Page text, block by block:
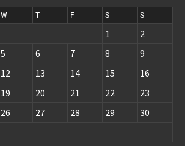
W T F S S
1
2
5 6 7 8
9
12 13 14 15
16
19 20 21 22
23
26 27 28 29
30